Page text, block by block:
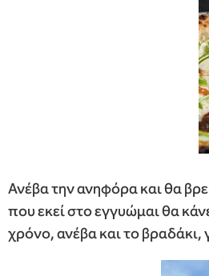
Ανέβα την ανηφόρα και θα
που εκεί στο εγγυώμαι θα
χρόνο, ανέβα και το βραδάκι,